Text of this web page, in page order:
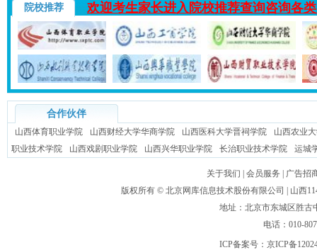
院校推荐 欢迎考生家长进入院校推荐查询咨询各
合作伙伴
山西体育职业学院 山西财经大学华商学院 山西医科大学晋祠学院
山西农业
职业技术学院
山西戏剧职业学院 山西兴华职业学院 长治职业技术学院 运城
关于我们 会员服务
广告招
版权所有 © 北京网库信息技术股份有限公司
| 山西
地址：北京市东城区胜
电话：010-
ICP备案号： 京ICP备